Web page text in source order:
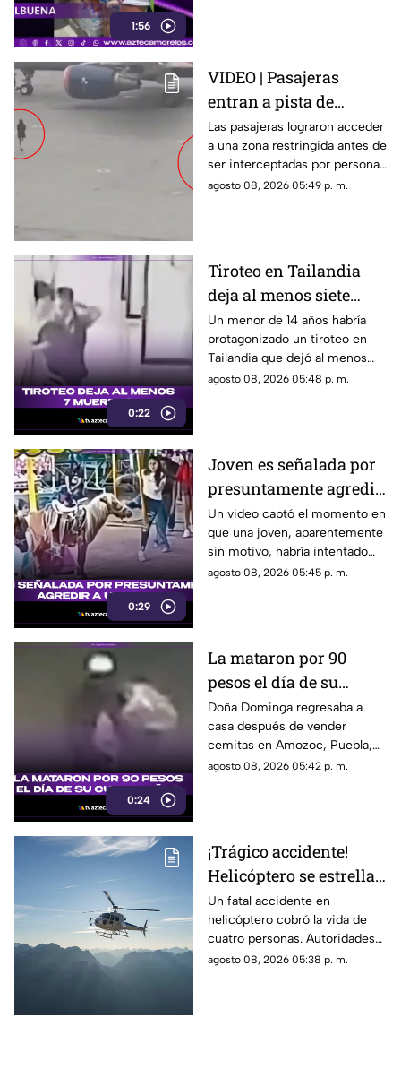
1:56
VIDEO | Pasajeras
entran a pista de
aeropuerto tras perder
su vuelo; autoridades
logran detenerlas
Las pasajeras lograron acceder
a una zona restringida antes de
ser interceptadas por personal
del aeropuerto.
agosto 08, 2026 05:49 p. m.
0:22
Tiroteo en Tailandia
deja al menos siete
muertos
Un menor de 14 años habría
protagonizado un tiroteo en
Tailandia que dejó al menos
siete personas muertas, entre
agosto 08, 2026 05:48 p. m.
0:29
Joven es señalada por
presuntamente agredir
a un pony en feria de
Pueblo Mágico
Un video captó el momento en
que una joven, aparentemente
sin motivo, habría intentado
agredir a un pequeño pony.
agosto 08, 2026 05:45 p. m.
0:24
La mataron por 90
pesos el día de su
cumpleaños; Este es el
caso de Doña Dominga
Doña Dominga regresaba a
casa después de vender
cemitas en Amozoc, Puebla,
cuando presuntamente un
agosto 08, 2026 05:42 p. m.
¡Trágico accidente!
Helicóptero se estrella
en zona boscosa y
mueren cuatro
personas
Un fatal accidente en
helicóptero cobró la vida de
cuatro personas. Autoridades
confirmaron que la aeronave
agosto 08, 2026 05:38 p. m.